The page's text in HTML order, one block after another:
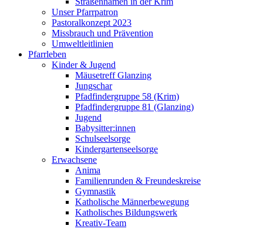
Unser Pfarrpatron
Pastoralkonzept 2023
Missbrauch und Prävention
Umweltleitlinien
Pfarrleben
Kinder & Jugend
Mäusetreff Glanzing
Jungschar
Pfadfindergruppe 58 (Krim)
Pfadfindergruppe 81 (Glanzing)
Jugend
Babysitter:innen
Schulseelsorge
Kindergartenseelsorge
Erwachsene
Anima
Familienrunden & Freundeskreise
Gymnastik
Katholische Männerbewegung
Katholisches Bildungswerk
Kreativ-Team